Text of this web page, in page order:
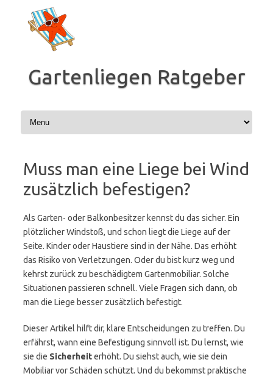
Inhalt
springen
Gartenliegen Ratgeber
Muss man eine Liege bei Wind
zusätzlich befestigen?
Als Garten- oder Balkonbesitzer kennst du das sicher. Ein
plötzlicher Windstoß, und schon liegt die Liege auf der
Seite. Kinder oder Haustiere sind in der Nähe. Das erhöht
das Risiko von Verletzungen. Oder du bist kurz weg und
kehrst zurück zu beschädigtem Gartenmobiliar. Solche
Situationen passieren schnell. Viele Fragen sich dann, ob
man die Liege besser zusätzlich befestigt.
Dieser Artikel hilft dir, klare Entscheidungen zu treffen. Du
erfährst, wann eine Befestigung sinnvoll ist. Du lernst, wie
sie die Sicherheiterhöht. Du siehst auch, wie sie dein
Mobiliar vor Schäden schützt. Und du bekommst praktische